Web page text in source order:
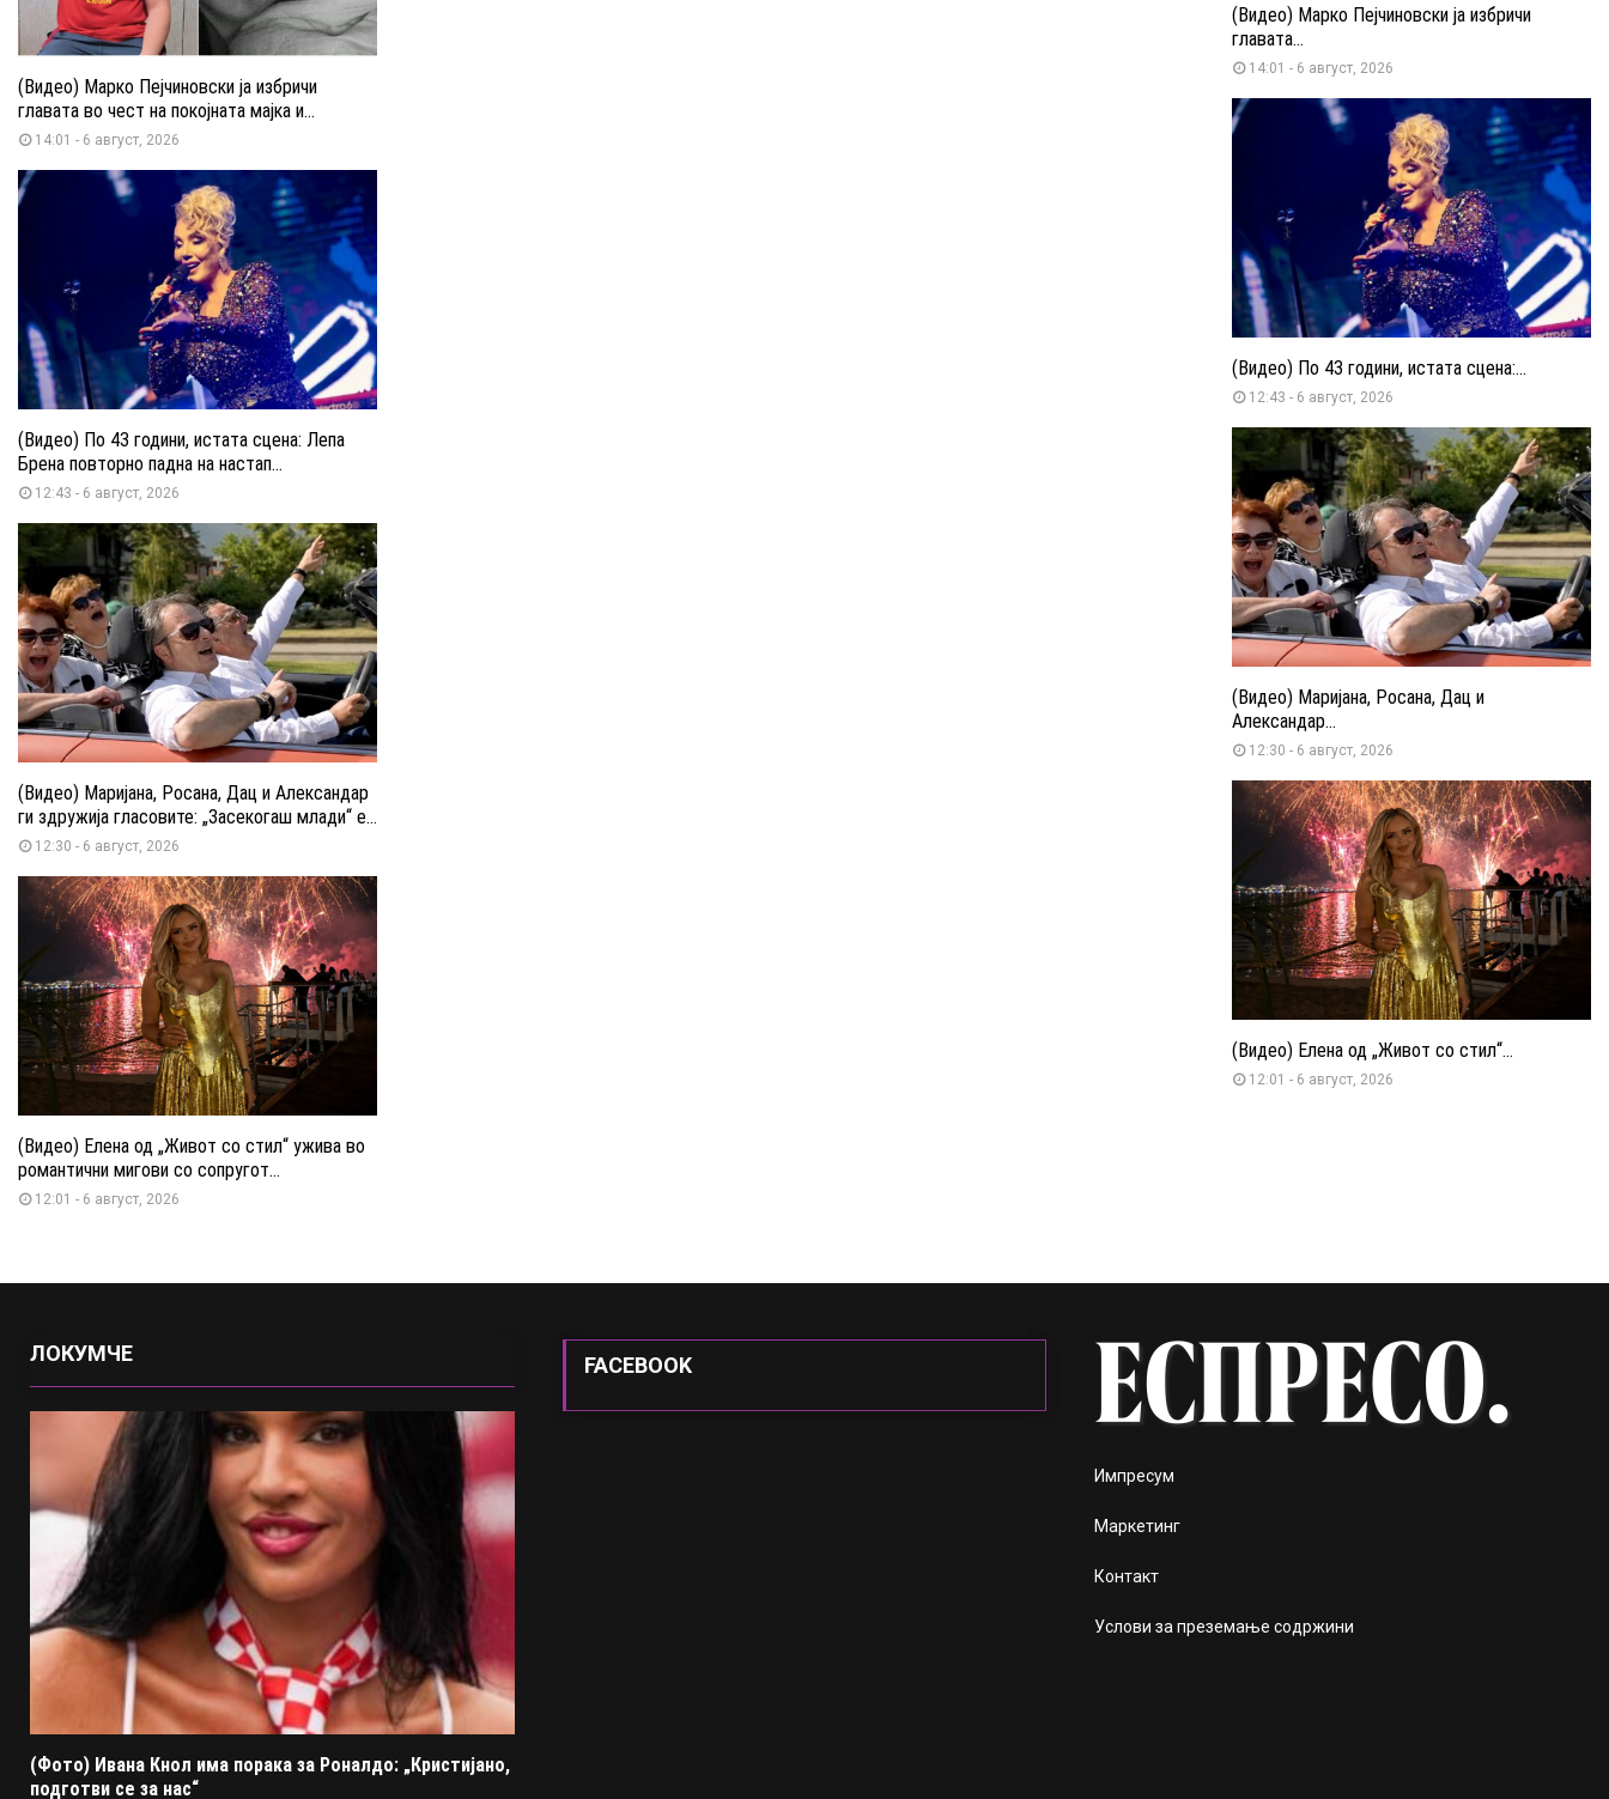
(Видео) Марко Пејчиновски ја избричи
главата во чест на покојната мајка и...
14:01 - 6 август, 2026
(Видео) По 43 години, истата сцена: Лепа
Брена повторно падна на настап...
12:43 - 6 август, 2026
(Видео) Маријана, Росана, Дац и Александар
ги здружија гласовите: „Засекогаш млади“ е...
12:30 - 6 август, 2026
(Видео) Елена од „Живот со стил“ ужива во
романтични мигови со сопругот...
12:01 - 6 август, 2026
(Видео) Марко Пејчиновски ја избричи
главата...
14:01 - 6 август, 2026
(Видео) По 43 години, истата сцена:...
12:43 - 6 август, 2026
(Видео) Маријана, Росана, Дац и
Александар...
12:30 - 6 август, 2026
(Видео) Елена од „Живот со стил“...
12:01 - 6 август, 2026
ЛОКУМЧЕ
(Фото) Ивана Кнол има порака за Роналдо: „Кристијано,
подготви се за нас“
FACEBOOK
Импресум
Маркетинг
Контакт
Услови за преземање содржини